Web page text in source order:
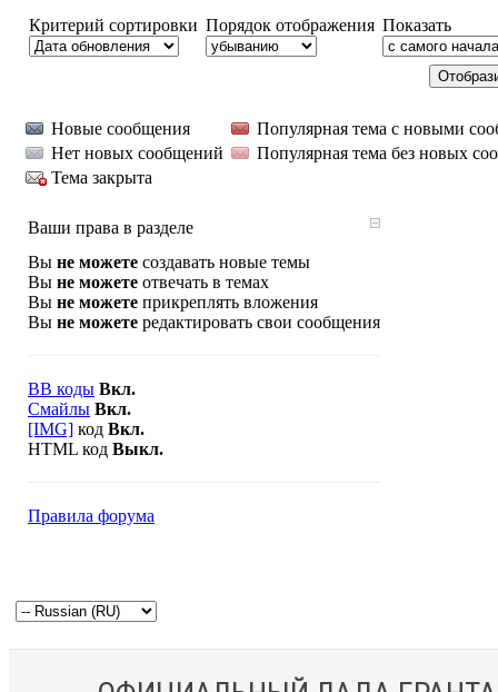
Критерий сортировки Порядок отображения Показать
Новые сообщения
Популярная тема с новыми
Нет новых сообщений
Популярная тема без новых
Тема закрыта
Ваши права в разделе
Вы не можете создавать новые темы
Вы не можете отвечать в темах
Вы не можете прикреплять вложения
Вы не можете редактировать свои сообщения
BB коды Вкл.
Смайлы Вкл.
[IMG] код Вкл.
HTML код Выкл.
Правила форума